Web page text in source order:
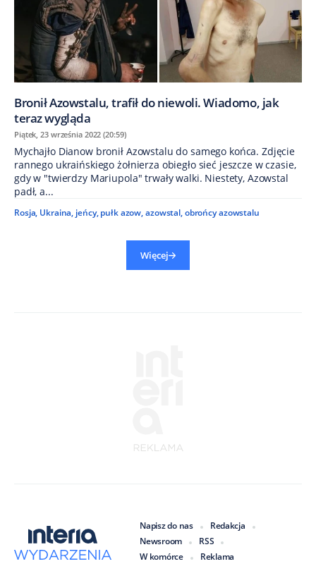
Bronił Azowstalu, trafił do niewoli. Wiadomo, jak
teraz wygląda
Piątek, 23 września 2022 (20:59)
Mychajło Dianow bronił Azowstalu do samego końca. Zdjęcie
rannego ukraińskiego żołnierza obiegło sieć jeszcze w czasie,
gdy w "twierdzy Mariupola" trwały walki. Niestety, Azowstal
padł, a...
Rosja, Ukraina, jeńcy, pułk azow,azowstal,obrońcy azowstalu
Więcej
Napisz do nas
Redakcja
Newsroom
RSS
W komórce
Reklama